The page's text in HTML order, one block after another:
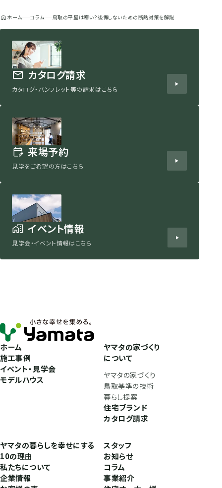
ホーム コラム 鳥取の平屋は寒い？後悔しないための断熱対策を解説
カタログ請求
カタログ・パンフレット等の請求はこちら
来場予約
見学をご希望の方はこちら
イベント情報
見学会・イベント情報はこちら
ホーム
施工事例
イベント・見学会
モデルハウス
ヤマタの家づくり
について
ヤマタの家づくり
鳥取基準の技術
暮らし提案
住宅ブランド
カタログ請求
ヤマタの暮らしを幸せにする
10の理由
私たちについて
企業情報
スタッフ
お知らせ
コラム
事業紹介